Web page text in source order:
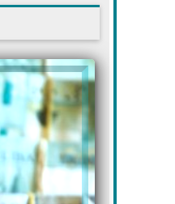
2021-12-15 03:47:24